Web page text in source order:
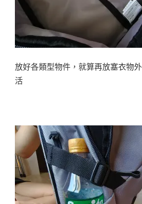
放好各類型物件，就算再放塞衣物
活